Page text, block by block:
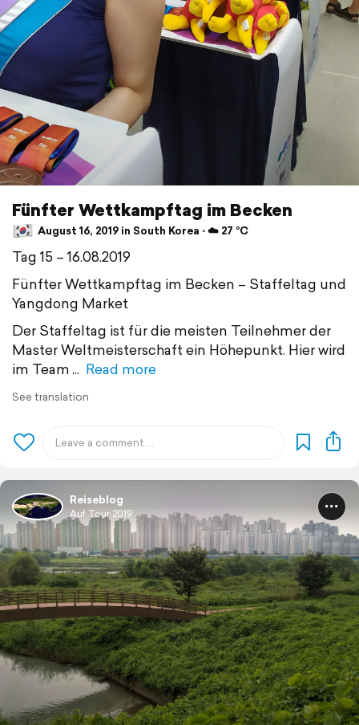
Fünfter Wettkampftag im Becken
August 16, 2019 in South Korea ⋅ ☁️ 27 °C
Tag 15 – 16.08.2019
Fünfter Wettkampftag im Becken – Staffeltag und
Yangdong Market
Der Staffeltag ist für die meisten Teilnehmer der
Master Weltmeisterschaft ein Höhepunkt. Hier wird
im Team
Read more
See translation
Reiseblog
Auf Tour 2019